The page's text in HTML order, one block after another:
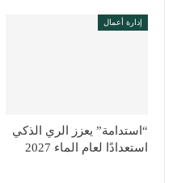
إدارة أعمال
“استدامة” يعزز الري الذكي
استعدادًا لعام الماء 2027